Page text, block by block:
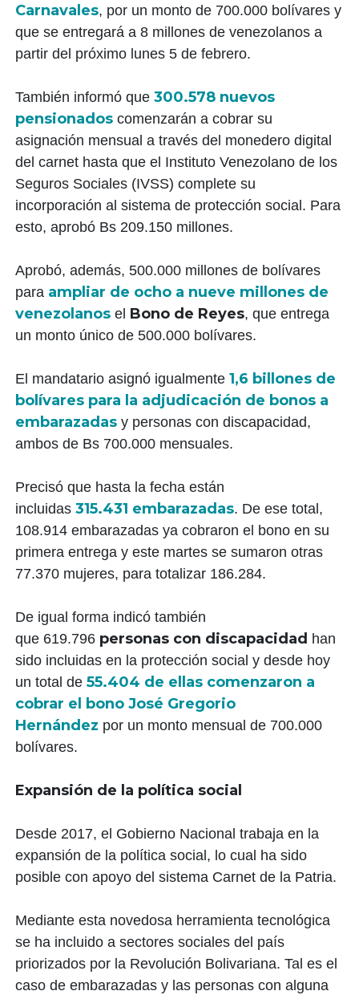
Carnavales, por un monto de 700.000 bolívares y
que se entregará a 8 millones de venezolanos a
partir del próximo lunes 5 de febrero.
También informó que 300.578 nuevos
pensionados comenzarán a cobrar su
asignación mensual a través del monedero digital
del carnet hasta que el Instituto Venezolano de los
Seguros Sociales (IVSS) complete su
incorporación al sistema de protección social. Para
esto, aprobó Bs 209.150 millones.
Aprobó, además, 500.000 millones de bolívares
para ampliar de ocho a nueve millones de
venezolanosel Bono de Reyes, que entrega
un monto único de 500.000 bolívares.
El mandatario asignó igualmente 1,6 billones de
bolívares para la adjudicación de bonos a
embarazadas y personas con discapacidad,
ambos de Bs 700.000 mensuales.
Precisó que hasta la fecha están
incluidas 315.431 embarazadas. De ese total,
108.914 embarazadas ya cobraron el bono en su
primera entrega y este martes se sumaron otras
77.370 mujeres, para totalizar 186.284.
De igual forma indicó también
que 619.796 personas con discapacidad han
sido incluidas en la protección social y desde hoy
un total de 55.404 de ellas comenzaron a
cobrar el bono José Gregorio
Hernández por un monto mensual de 700.000
bolívares.
Expansión de la política social
Desde 2017, el Gobierno Nacional trabaja en la
expansión de la política social, lo cual ha sido
posible con apoyo del sistema Carnet de la Patria.
Mediante esta novedosa herramienta tecnológica
se ha incluido a sectores sociales del país
priorizados por la Revolución Bolivariana. Tal es el
caso de embarazadas y las personas con alguna